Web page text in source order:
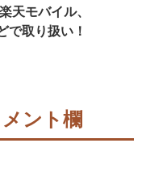
天モバイル、
取り扱い！
ント欄